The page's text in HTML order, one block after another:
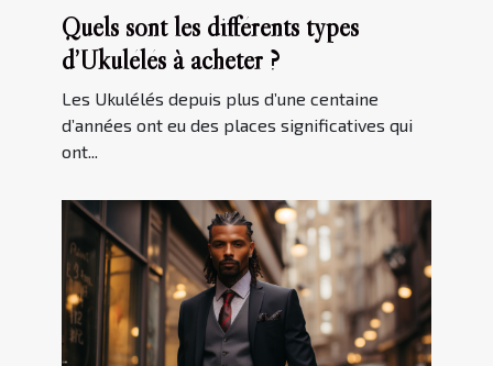
Quels sont les différents types
d’Ukulélés à acheter ?
Les Ukulélés depuis plus d’une centaine
d’années ont eu des places significatives qui
ont...